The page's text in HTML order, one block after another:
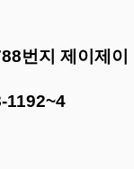
번지 제이제이
1192~4